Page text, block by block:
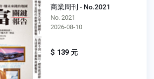
商業周刊 - No.2021
No. 2021
2026-08-10
$ 139 元